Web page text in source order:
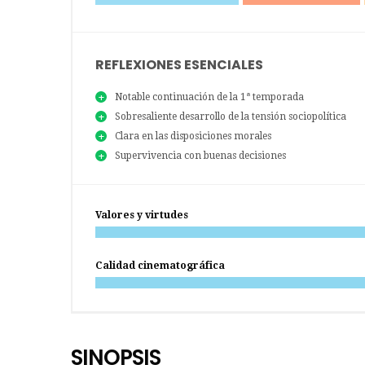
REFLEXIONES ESENCIALES
Notable continuación de la 1ª temporada
Sobresaliente desarrollo de la tensión sociopolítica
Clara en las disposiciones morales
Supervivencia con buenas decisiones
Valores y virtudes
Calidad cinematográfica
SINOPSIS